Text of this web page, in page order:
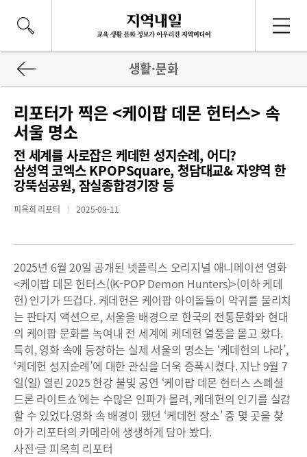
생활·문화
리포터가 찍은 <케이팝 데몬 헌터스> 속
서울 명소
전 세계를 사로잡은 케데헌 성지순례, 어디?
삼성역 코엑스 KPOPSquare, 청담대교& 자양역 한
강뚝섬공원, 잠실종합경기장 등
피옥희 리포터 2025-09-11
2025년 6월 20일 공개된 넷플릭스 오리지널 애니메이션 영화
<케이팝 데몬 헌터스((K-POP Demon Hunters)>(이하 케데
헌) 인기가 뜨겁다. 케데헌은 케이팝 아이돌들이 악귀를 물리치
는 판타지 액션으로, 서울을 배경으로 한국의 전통문화와 현대
의 케이팝 문화를 녹여내 전 세계에 케데헌 열풍을 몰고 왔다.
특히, 영화 속에 등장하는 실제 서울의 명소는 ‘케데헌의 나라’,
‘케데헌 성지순례’에 대한 관심을 더욱 증폭시켰다. 지난 9월 7
일(일) 열린 2025 한강 불빛 공연 ‘케이팝 데몬 헌터스 스페셜
드론 라이트쇼’에는 수많은 인파가 몰려, 케데헌의 인기를 실감
할 수 있었다.영화 속 배경이 됐던 ‘케데헌 장소’ 중 몇 곳을 찾
아가 리포터의 카메라에 생생하게 담아 봤다.
사진·글 피옥희 리포터